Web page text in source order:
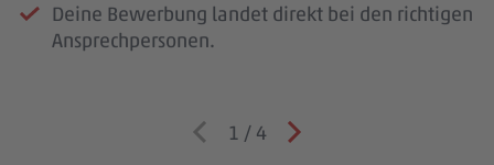
Deine Bewerbung landet direkt bei den richtigen
Ansprechpersonen.
1 / 4